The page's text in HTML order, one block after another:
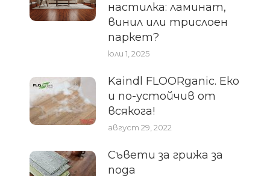
настилка: ламинат,
винил или трислоен
паркет?
юли 1, 2025
Kaindl FLOORganic. Еко
и по-устойчив от
всякога!
август 29, 2022
Съвети за грижа за
пода